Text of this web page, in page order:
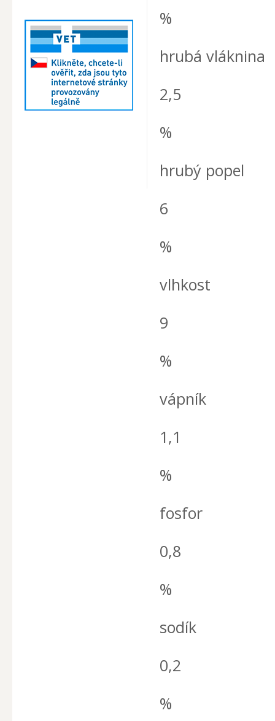
%
hrubá vláknina
2,5
%
hrubý popel
6
%
vlhkost
9
%
vápník
1,1
%
fosfor
0,8
%
sodík
0,2
%